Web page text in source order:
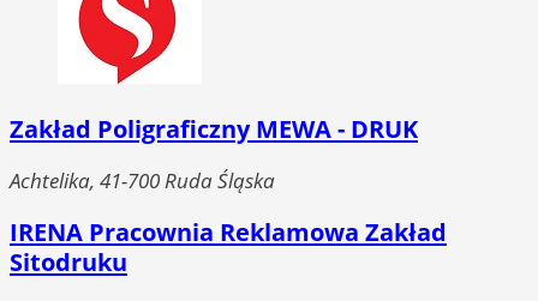
Zakład Poligraficzny MEWA - DRUK
Achtelika, 41-700 Ruda Śląska
IRENA Pracownia Reklamowa Zakład
Sitodruku